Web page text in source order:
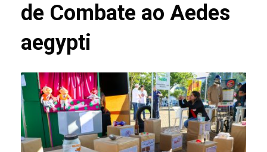
de Combate ao Aedes
aegypti